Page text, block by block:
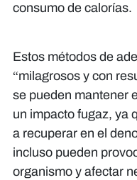
consumo de calorías.
Estos métodos de
“milagrosos y con
se pueden mantener
un impacto fugaz, ya
a recuperar en el
incluso pueden
organismo y afectar